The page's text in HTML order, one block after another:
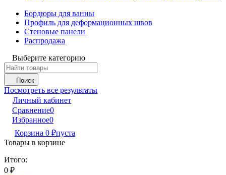
Бордюры для ванны
Профиль для деформационных швов
Стеновые панели
Распродажа
Выберите категорию
Поиск
Посмотреть все результаты
Личный кабинет
Сравнение0
Избранное0
Корзина 0 ₽пуста
Товары в корзине
Итого:
0 ₽